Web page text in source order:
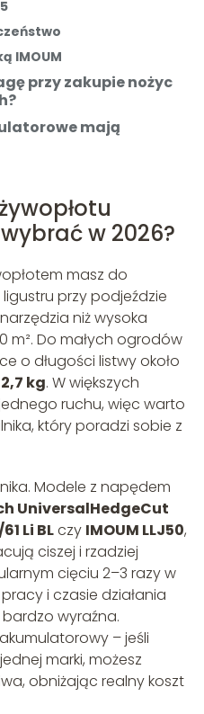
IMOUM
przy zakupie nożyc
mają
w 2026?
masz do
przy podjeździe
niż wysoka
m². Do małych ogrodów
o długości listwy około
2,7 kg. W większych
ruchu, więc warto
który poradzi sobie z
Modele z napędem
UniversalHedgeCut
Li BLczy IMOUM LLJ50,
ciszej i rzadziej
cięciu 2–3 razy w
i czasie działania
wyraźna.
– jeśli
marki, możesz
obniżając realny koszt